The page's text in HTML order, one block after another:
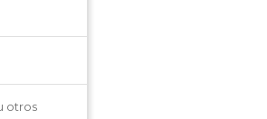
otros